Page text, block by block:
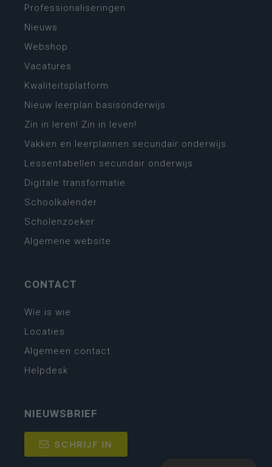
Professionaliseringen
Nieuws
Webshop
Vacatures
Kwaliteitsplatform
Nieuw leerplan basisonderwijs
Zin in leren! Zin in leven!
Vakken en leerplannen secundair onderwijs
Lessentabellen secundair onderwijs
Digitale transformatie
Schoolkalender
Scholenzoeker
Algemene website
CONTACT
Wie is wie
Locaties
Algemeen contact
Helpdesk
NIEUWSBRIEF
SCHRIJF IN